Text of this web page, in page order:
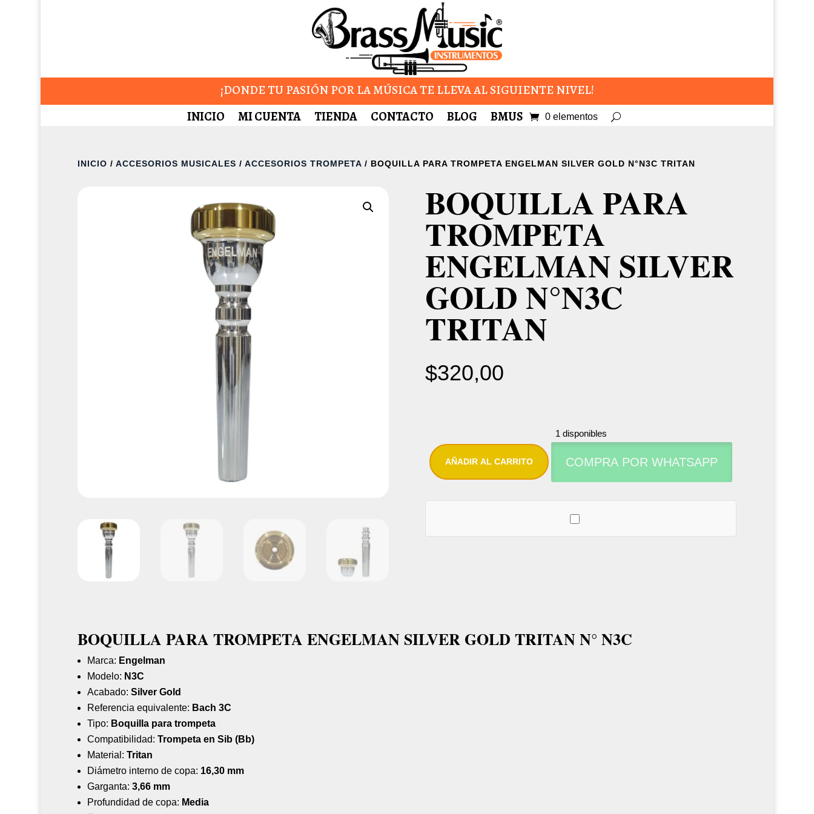
¡DONDE TU PASIÓN POR LA MÚSICA TE LLEVA AL SIGUIENTE NIVEL!
INICIO
MI CUENTA TIENDA CONTACTO BLOG BMUS 0 elementos
INICIO / ACCESORIOS MUSICALES / ACCESORIOS TROMPETA/ BOQUILLA PARA TROMPETA ENGELMAN SILVER GOLD N°N3C TRITAN
BOQUILLA PARA
TROMPETA
ENGELMAN SILVER
GOLD N°N3C
TRITAN
$320,00
1 disponibles
para
trompeta
Engelman
silver
gold
AÑADIR AL CARRITO COMPRA POR WHATSAPP
BOQUILLA PARA TROMPETA ENGELMAN SILVER GOLD TRITAN N° N3C
Marca: Engelman
Modelo: N3C
Acabado: Silver Gold
Referencia equivalente: Bach 3C
Tipo: Boquilla para trompeta
Compatibilidad: Trompeta en Sib (Bb)
Material: Tritan
Diámetro interno de copa: 16,30 mm
Garganta: 3,66 mm
Profundidad de copa: Media